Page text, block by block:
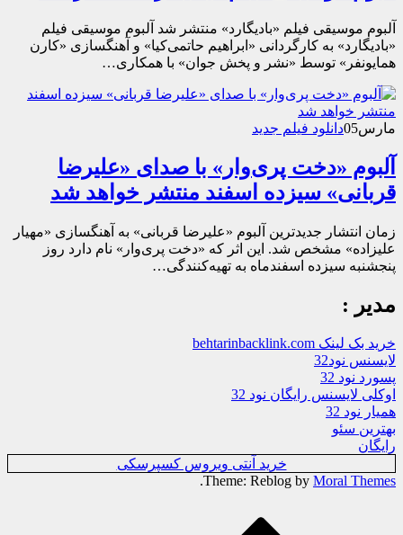
آلبوم موسيقی فيلم «باديگارد» منتشر شد آلبوم موسیقی فیلم
«بادیگارد» به کارگردانی «ابراهیم حاتمی‌کیا» و آهنگسازی «کارن
همایونفر» توسط «نشر و پخش جوان» با همکاری…
مارس05دانلود فیلم جدید
آلبوم «دخت پری‌وار» با صدای «علیرضا
قربانی» سیزده اسفند منتشر خواهد شد
زمان انتشار جدیدترین آلبوم «علیرضا قربانی» به آهنگسازی «مهیار
علیزاده» مشخص شد. این اثر که «دخت پری‌وار» نام دارد روز
پنجشنبه سیزده اسفندماه به تهیه‌کنندگی…
مدیر :
خرید بک لینک behtarinbacklink.com
لایسنس نود32
پسورد نود 32
اوکلی لایسنس رایگان نود 32
همیار نود 32
بهترین سئو
رایگان
خرید آنتی ویروس کسپرسکی
Theme: Reblog by Moral Themes
.